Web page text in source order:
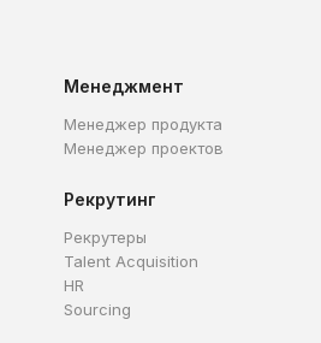
Менеджмент
Менеджер продукта
Менеджер проектов
Рекрутинг
Рекрутеры
Talent Acquisition
HR
Sourcing